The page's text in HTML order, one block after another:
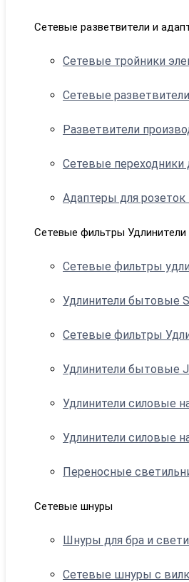
Сетевые разветвители и
Сетевые тройники
Сетевые
Разветвители
Сетевые переходники
Адаптеры для розеток
Сетевые фильтры Удлинители
Сетевые фильтры
Удлинители бытовые
Сетевые фильтры
Удлинители бытовые
Удлинители силовые
Удлинители силовые
Переносные
Сетевые шнуры
Шнуры для бра и
Сетевые шнуры с